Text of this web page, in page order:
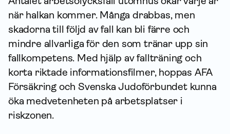
när halkan kommer. Många drabbas, men
skadorna till följd av fall kan bli färre och
mindre allvarliga för den som tränar upp sin
fallkompetens. Med hjälp av fallträning och
korta riktade informationsfilmer, hoppas AFA
För­säkring och Svenska Judoförbundet kunna
öka medvetenheten på arbetsplatser i
riskzonen.